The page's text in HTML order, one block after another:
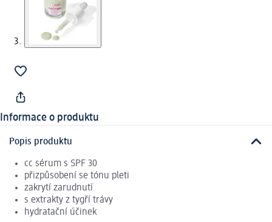
Informace o produktu
Popis produktu
cc sérum s SPF 30
přizpůsobení se tónu pleti
zakrytí zarudnutí
s extrakty z tygří trávy
hydratační účinek